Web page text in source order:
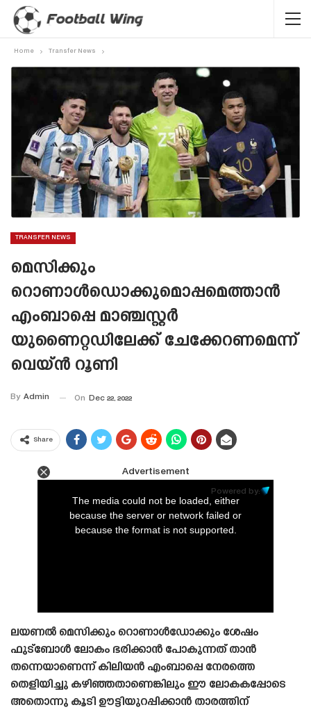
Home Transfer News
TRANSFER NEWS
മെസിക്കും
റൊണാൾഡൊക്കുമൊപ്പമെത്താൻ
എംബാപ്പെ മാഞ്ചസ്റ്റർ
യുണൈറ്റഡിലേക്ക് ചേക്കേറണമെന്ന്
വെയ്ൻ റൂണി
By Admin On Dec 22, 2022
Share
Advertisement
Powered by:
The media could not be loaded, either
because the server or network failed or
because the format is not supported.
ലയണൽ മെസിക്കും റൊണാൾഡോക്കും ശേഷം
ഫുട്ബോൾ ലോകം ഭരിക്കാൻ പോകുന്നത് താൻ
തന്നെയാണെന്ന് കിലിയൻ എംബാപ്പെ നേരത്തെ
തെളിയിച്ചു കഴിഞ്ഞതാണെങ്കിലും ഈ ലോകകപ്പോടെ
അതൊന്നു കൂടി ഊട്ടിയുറപ്പിക്കാൻ താരത്തിന്